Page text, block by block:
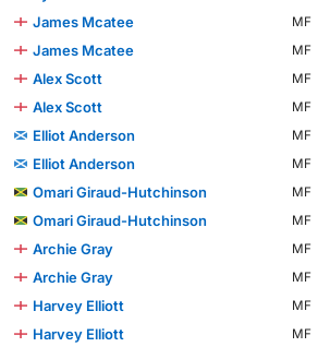
James Mcatee
MF
James Mcatee
MF
Alex Scott
MF
Alex Scott
MF
Elliot Anderson
MF
Elliot Anderson
MF
Omari Giraud-Hutchinson
MF
Omari Giraud-Hutchinson
MF
Archie Gray
MF
Archie Gray
MF
Harvey Elliott
MF
Harvey Elliott
MF